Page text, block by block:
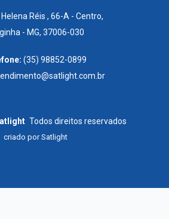
Helena Réis , 66-A - Centro,
- MG, 37006-030
(35) 98852-0899
Todos direitos reservados
criado porSatlight